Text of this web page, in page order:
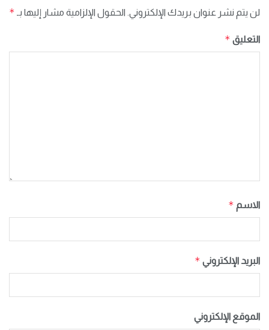
لن يتم نشر عنوان بريدك الإلكتروني. الحقول الإلزامية مشار إليها بـ *
التعليق *
الاسم *
البريد الإلكتروني *
الموقع الإلكتروني